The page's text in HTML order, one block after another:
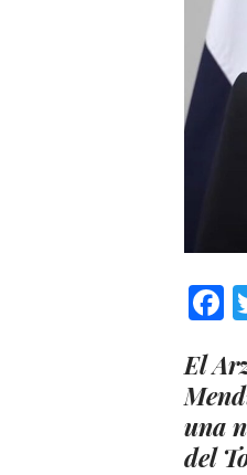
El
una
del